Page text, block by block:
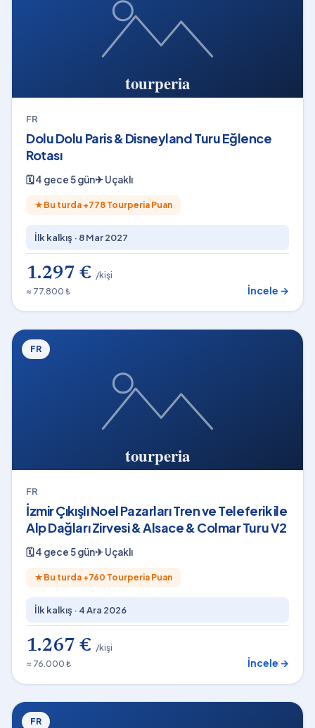
FR
Dolu Dolu Paris & Disneyland Turu Eğlence
Rotası
🗓4 gece 5 gün✈Uçaklı
★ Bu turda +778 Tourperia Puan
İlk kalkış · 8 Mar 2027
1.297 € /kişi
≈ 77.800 ₺
İncele →
FR
FR
İzmir Çıkışlı Noel Pazarları Tren ve Teleferik ile
Alp Dağları Zirvesi & Alsace & Colmar Turu V2
🗓4 gece 5 gün✈Uçaklı
★ Bu turda +760 Tourperia Puan
İlk kalkış · 4 Ara 2026
1.267 € /kişi
≈ 76.000 ₺
İncele →
FR